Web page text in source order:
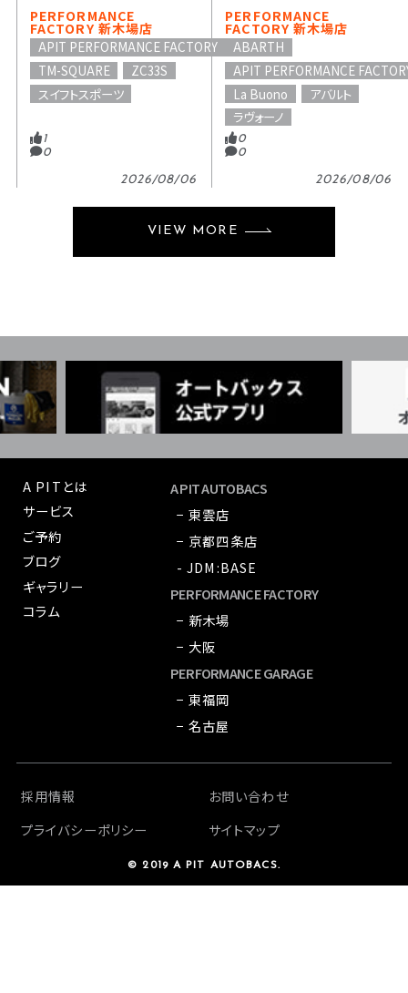
2026/08/06
PERFORMANCE
FACTORY 新木場店
APIT PERFORMANCE FACTORY
TM-SQUARE
ZC33S
スイフトスポーツ
1
0
2026/08/06
PERFORMANCE
FACTORY 新木場店
ABARTH
APIT PERFORMANCE
La Buono
アバルト
ラヴォーノ
0
0
VIEW MORE
A PITとは
サービス
ご予約
ブログ
ギャラリー
コラム
A PIT AUTOBACS
− 東雲店
− 京都四条店
- JDM:BASE
PERFORMANCE FACTORY
− 新木場
− 大阪
PERFORMANCE GARAGE
− 東福岡
− 名古屋
採用情報
お問い合わせ
プライバシーポリシー
サイトマップ
© 2019 A PIT AUTOBACS.